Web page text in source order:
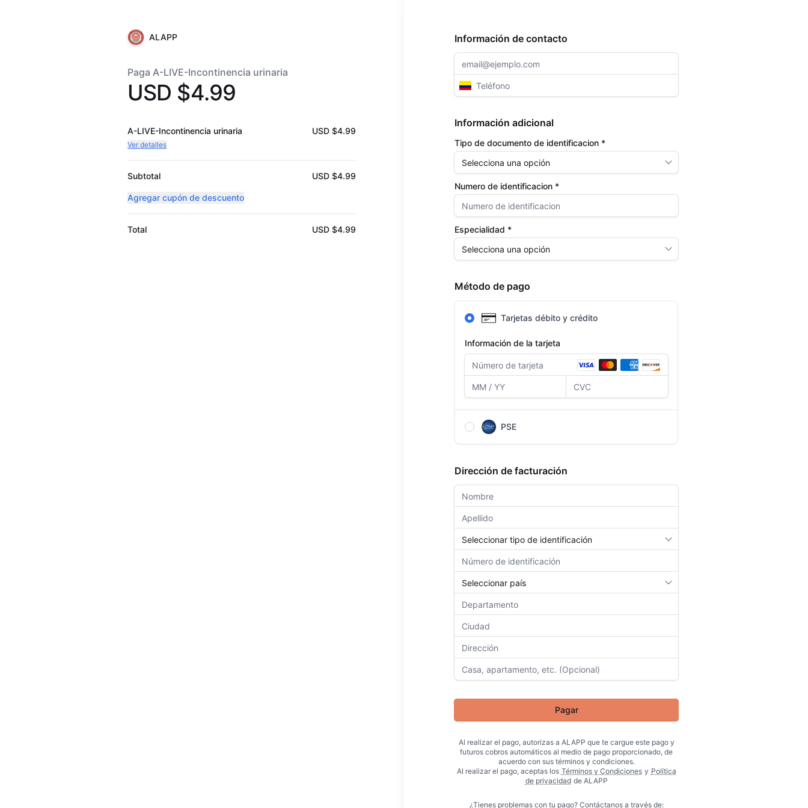
ALAPP
Paga A-LIVE-Incontinencia urinaria
USD $4.99
A-LIVE-Incontinencia urinaria
Ver detalles
USD $4.99
Subtotal USD $4.99
Agregar cupón de descuento
Total USD $4.99
Información de contacto
Información adicional
Tipo de documento de identificacion *
Numero de identificacion *
Especialidad *
Método de pago
Tarjetas débito y crédito
Información de la tarjeta
PSE
pago.
Dirección de facturación
Pagar
Al realizar el pago, autorizas a ALAPP que te cargue este pago y
futuros cobros automáticos al medio de pago proporcionado, de
acuerdo con sus términos y condiciones.
Al realizar el pago, aceptas los Términos y Condiciones y Política
de privacidad de ALAPP
¿Tienes problemas con tu pago? Contáctanos a través de: